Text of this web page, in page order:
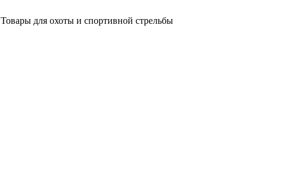
Товары для охоты и спортивной стрельбы